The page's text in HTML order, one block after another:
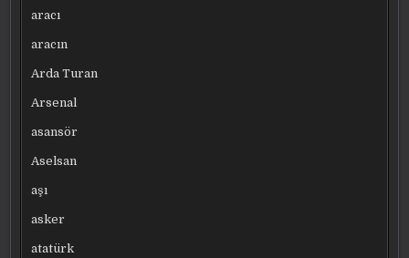
aracı
aracın
Arda Turan
Arsenal
asansör
Aselsan
aşı
asker
atatürk